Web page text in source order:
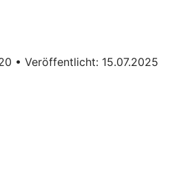
• Veröffentlicht: 15.07.2025